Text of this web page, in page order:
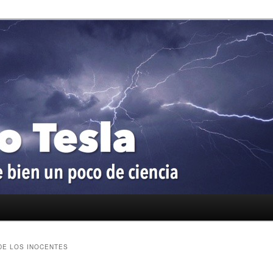
de ciencia
LOS INOCENTES